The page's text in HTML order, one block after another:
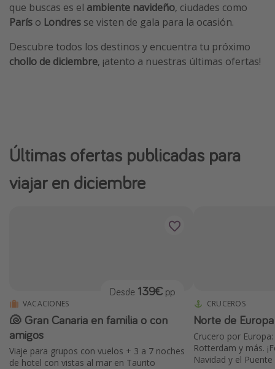
Cruceros por el Mediterráneo
Guía de equipaje de mano
Eventos deportivos
que buscas es el ambiente navideño, ciudades como
París o Londres se visten de gala para la ocasión.
Descubre todos los destinos y encuentra tu próximo
chollo de diciembre, ¡atento a nuestras últimas ofertas!
Últimas ofertas publicadas para
viajar en diciembre
VACACIONES
🐚 Gran Canaria en familia o con
amigos
Viaje para grupos con vuelos + 3 a 7 noches
de hotel con vistas al mar en Taurito
Desde 139€ pp
CRUCEROS
Norte de
Crucero por
Rotterdam y más.
Navidad y el